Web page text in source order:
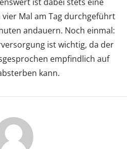
vier Mal am Tag durchgeführt
andauern. Noch einmal:
ist wichtig, da der
empfindlich auf
kann.